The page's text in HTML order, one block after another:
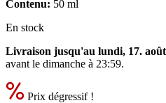
Contenu: 50 ml
En stock
Livraison jusqu'au lundi, 17. août
avant le dimanche à 23:59.
Prix dégressif !